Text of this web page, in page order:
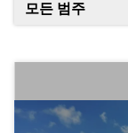
모든 범주